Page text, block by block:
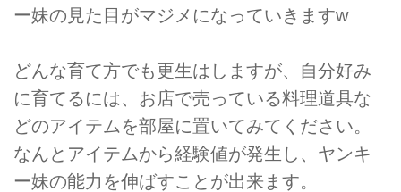
ー妹の見た目がマジメになっていきますw
どんな育て方でも更生はしますが、自分好み
に育てるには、お店で売っている料理道具な
どのアイテムを部屋に置いてみてください。
なんとアイテムから経験値が発生し、ヤンキ
ー妹の能力を伸ばすことが出来ます。